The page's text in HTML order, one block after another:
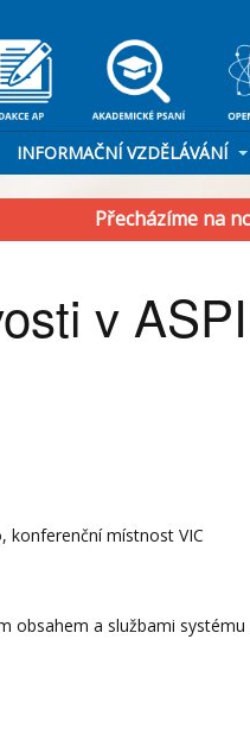
INFORMAČNÍ VZDĚLÁVÁNÍ
Přecházíme na
v
konferenční místnost VIC
obsahem a službami